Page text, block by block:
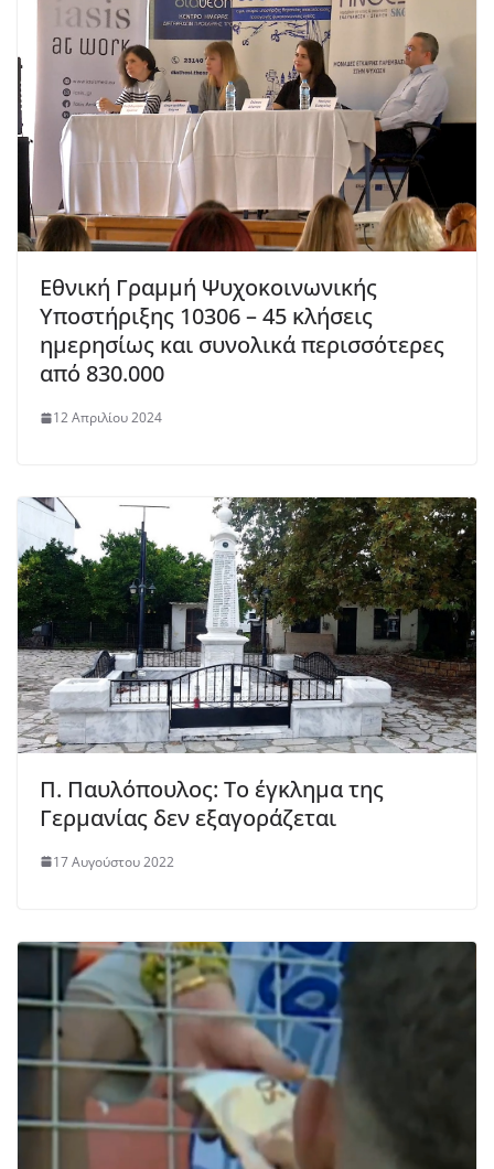
Εθνική Γραμμή Ψυχοκοινωνικής
Υποστήριξης 10306 – 45 κλήσεις
ημερησίως και συνολικά περισσότερες
από 830.000
12 Απριλίου 2024
Π. Παυλόπουλος: Το έγκλημα της
Γερμανίας δεν εξαγοράζεται
17 Αυγούστου 2022